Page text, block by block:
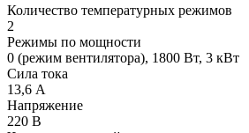
Количество температурных режимов
2
Режимы по мощности
0 (режим вентилятора), 1800 Вт, 3 кВт
Сила тока
13,6 А
Напряжение
220 В